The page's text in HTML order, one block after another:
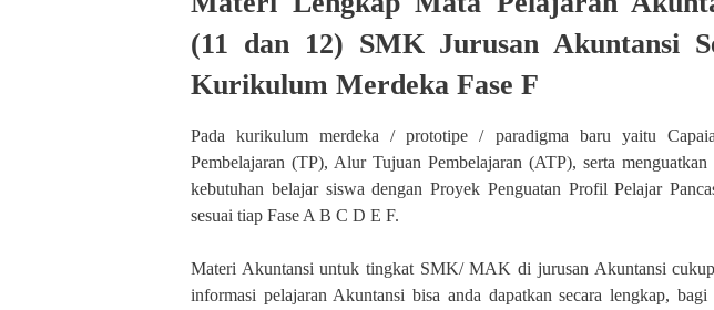
(11 dan 12) SMK Jurusan Akuntansi
Kurikulum Merdeka Fase F
Pada kurikulum merdeka / prototipe / paradigma baru yaitu
Pembelajaran (TP), Alur Tujuan Pembelajaran (ATP), serta menguatkan
kebutuhan belajar siswa dengan Proyek Penguatan Profil Pelajar
sesuai tiap Fase A B C D E F.
Materi Akuntansi untuk tingkat SMK/ MAK di jurusan Akuntansi
informasi pelajaran Akuntansi bisa anda dapatkan secara lengkap,